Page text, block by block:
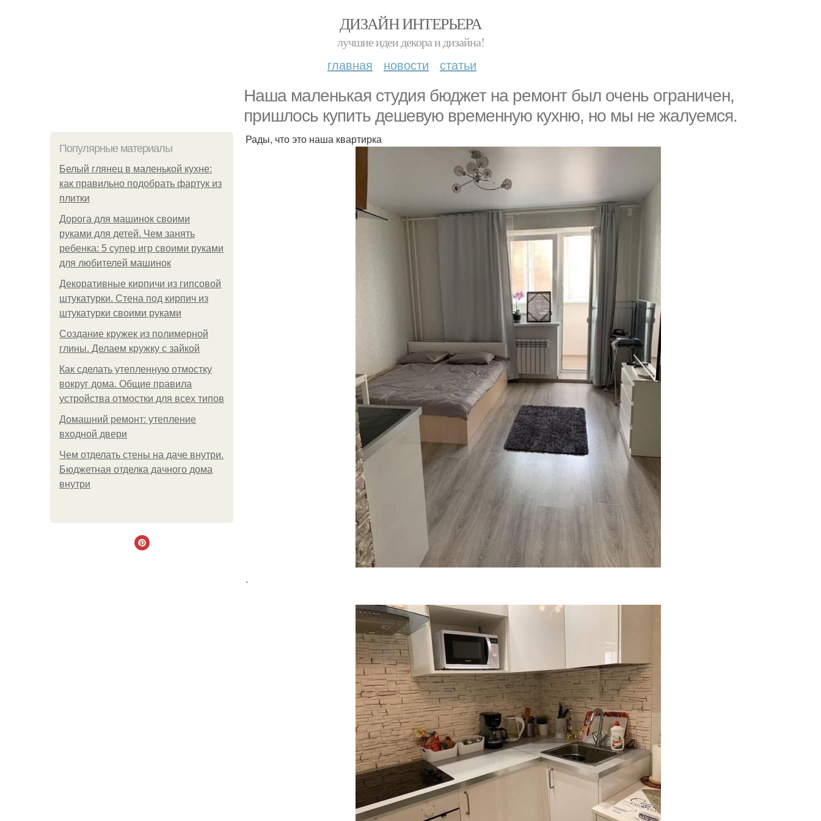
ДИЗАЙН ИНТЕРЬЕРА
лучшие идеи декора и дизайна!
главная новости статьи
Наша маленькая студия бюджет на ремонт был очень ограничен,
пришлось купить дешевую временную кухню, но мы не жалуемся.
Популярные материалы
Белый глянец в маленькой кухне:
как правильно подобрать фартук из
плитки
Дорога для машинок своими
руками для детей. Чем занять
ребенка: 5 супер игр своими руками
для любителей машинок
Декоративные кирпичи из гипсовой
штукатурки. Стена под кирпич из
штукатурки своими руками
Создание кружек из полимерной
глины. Делаем кружку с зайкой
Как сделать утепленную отмостку
вокруг дома. Общие правила
устройства отмостки для всех типов
Домашний ремонт: утепление
входной двери
Чем отделать стены на даче внутри.
Бюджетная отделка дачного дома
внутри
Рады, что это наша квартирка
.